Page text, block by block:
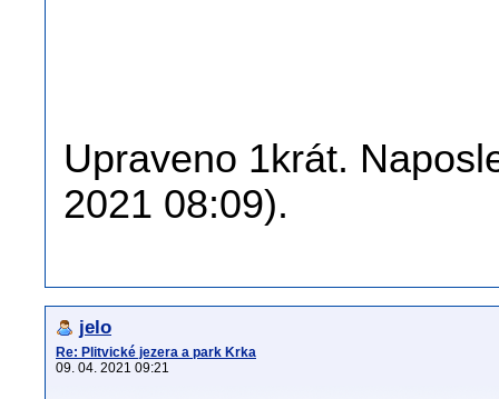
Upraveno 1krát.
2021 08:09).
jelo
Re: Plitvické jezera a park Krka
09. 04. 2021 09:21